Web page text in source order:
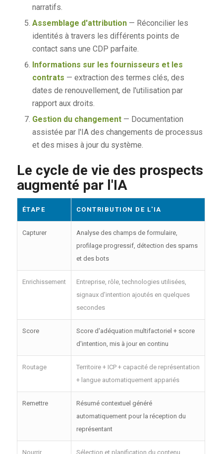
narratifs.
Assemblage d'attribution— Réconcilier les
identités à travers les différents points de
contact sans une CDP parfaite.
Informations sur les fournisseurs et les
contrats — extraction des termes clés, des
dates de renouvellement, de l'utilisation par
rapport aux droits.
Gestion du changement— Documentation
assistée par l'IA des changements de processus
et des mises à jour du système.
Le cycle de vie des prospects
augmenté par l'IA
ÉTAPE CONTRIBUTION DE L'IA
Capturer
Analyse des champs de formulaire,
profilage progressif, détection des spams
et des bots
Enrichissement
Entreprise, rôle, technologies utilisées,
signaux d'intention ajoutés en quelques
secondes
Score
Score d'adéquation multifactoriel + score
d'intention, mis à jour en continu
Routage
Territoire + ICP + capacité de représentation
+ langue automatiquement appariés
Remettre
Résumé contextuel généré
automatiquement pour la réception du
représentant
Nourrir Sélection et planification du contenu